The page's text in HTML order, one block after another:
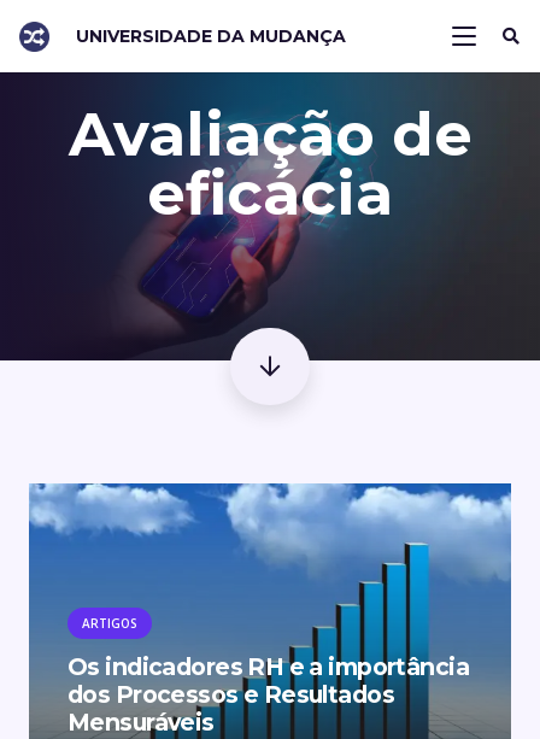
UNIVERSIDADE DA MUDANÇA
Avaliação de
eficácia
ARTIGOS
Os indicadores RH e a importância
dos Processos e Resultados
Mensuráveis